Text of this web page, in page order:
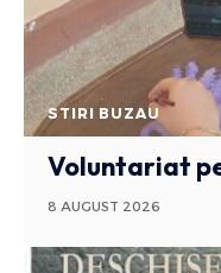
STIRI BUZAU
Voluntariat
8 AUGUST 2026